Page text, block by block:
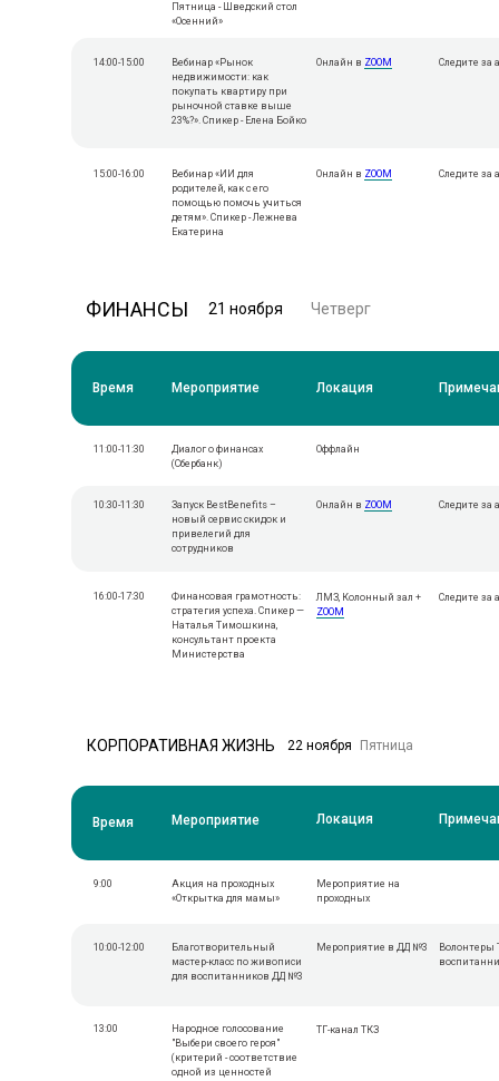
Пятница - Шведский стол
«Осенний»
15:00-16:00
Вебинар «ИИ для
родителей, как с его
помощью помочь учиться
детям». Спикер - Лежнева
Екатерина
Онлайн в ZOOM Следите за
14:00-15:00
Вебинар «Рынок
недвижимости: как
покупать квартиру при
рыночной ставке выше
23%?». Спикер - Елена Бойко
Онлайн в ZOOM Следите за
21 ноября Четверг
ФИНАНСЫ
Время Мероприятие Локация
16:00-17:30
Финансовая грамотность:
стратегия успеха. Спикер —
Наталья Тимошкина,
консультант проекта
Министерства
ЛМЗ, Колонный зал +
ZOOM
10:30-11:30
Запуск BestBenefits –
новый сервис скидок и
привелегий для
сотрудников
Онлайн в ZOOM Следите за
11:00-11:30
Диалог о финансах
(Сбербанк)
Оффлайн
Следите за
22 ноября Пятница
КОРПОРАТИВНАЯ ЖИЗНЬ
Время Мероприятие Локация
13:00
Народное голосование
"Выбери своего героя"
(критерий - соответствие
одной из ценностей
ТГ-канал ТКЗ
10:00-12:00
Благотворительный
мастер-класс по живописи
для воспитанников ДД №3
Мероприятие в ДД №3
Волонтеры
9:00
Акция на проходных
«Открытка для мамы»
Мероприятие на
проходных